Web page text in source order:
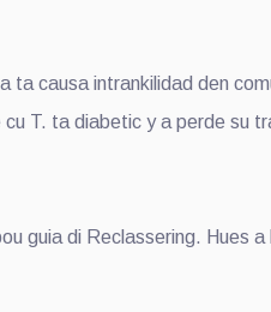
causa intrankilidad den
T. ta diabetic y a perde su
guia di Reclassering. Hues a